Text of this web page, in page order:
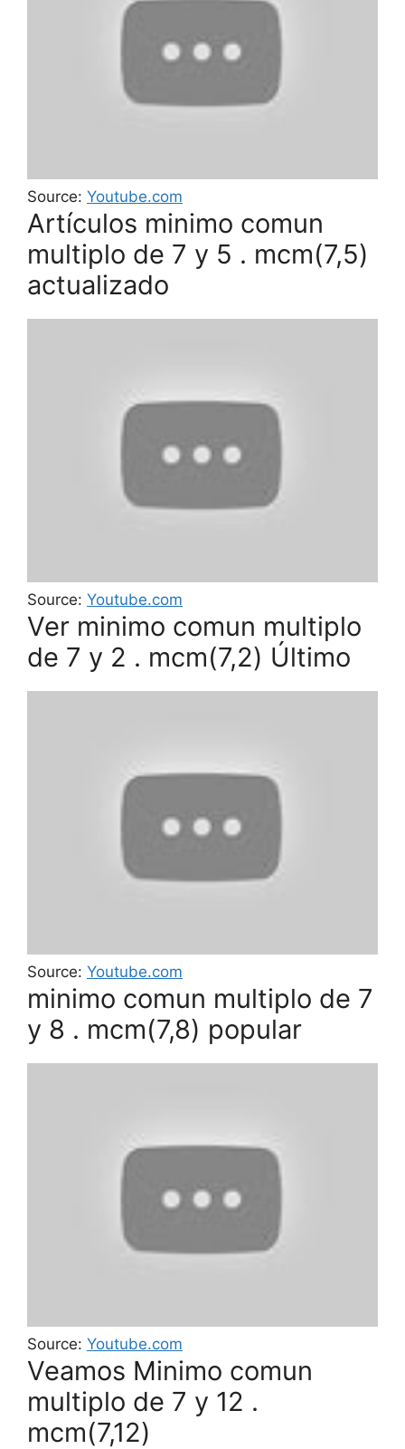
Source: Youtube.com
Artículos minimo comun
multiplo de 7 y 5 . mcm(7,5)
actualizado
Source: Youtube.com
Ver minimo comun multiplo
de 7 y 2 . mcm(7,2) Último
Source: Youtube.com
minimo comun multiplo de 7
y 8 . mcm(7,8) popular
Source: Youtube.com
Veamos Minimo comun
multiplo de 7 y 12 .
mcm(7,12)